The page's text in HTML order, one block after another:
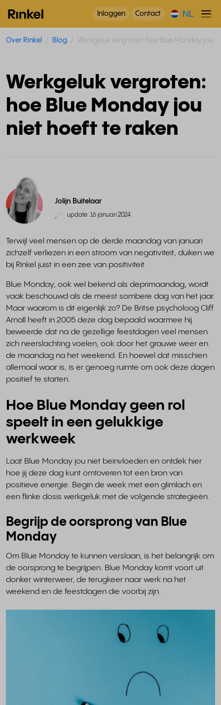
Inloggen Contact NL
Over Rinkel Blog Werkgeluk vergroten: hoe Blue Monday jou
Werkgeluk vergroten:
hoe Blue Monday jou
niet hoeft te raken
Jolijn Buitelaar
update: 16 januari 2024
Terwijl veel mensen op de derde maandag van januari
zichzelf verliezen in een stroom van negativiteit, duiken we
bij Rinkel juist in een zee van positiviteit.
Blue Monday, ook wel bekend als deprimaandag, wordt
vaak beschouwd als de meest sombere dag van het jaar.
Maar waarom is dit eigenlijk zo? De Britse psycholoog Cliff
Arnall heeft in 2005 deze dag bepaald waarmee hij
beweerde dat na de gezellige feestdagen veel mensen
zich neerslachting voelen, ook door het grauwe weer en
de maandag na het weekend. En hoewel dat misschien
allemaal waar is, is er genoeg ruimte om ook deze dagen
positief te starten.
Hoe Blue Monday geen rol
speelt in een gelukkige
werkweek
Laat Blue Monday jou niet beïnvloeden en ontdek hier
hoe jij deze dag kunt omtoveren tot een bron van
positieve energie. Begin de week met een glimlach en
een flinke dosis werkgeluk met de volgende strategieën.
Begrijp de oorsprong van Blue
Monday
Om Blue Monday te kunnen verslaan, is het belangrijk om
de oorsprong te begrijpen. Blue Monday komt voort uit
donker winterweer, de terugkeer naar werk na het
weekend en de feestdagen die voorbij zijn.